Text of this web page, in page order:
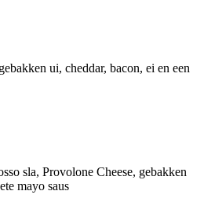
ui, cheddar, bacon, ei en een
sla, Provolone Cheese, gebakken
mayo saus